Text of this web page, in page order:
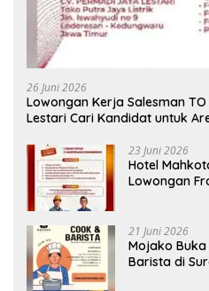
26 Juni 2026
Lowongan Kerja Salesman
Lestari Cari Kandidat untuk
23 Juni 2026
Hotel
Lowongan
21 Juni 2026
Mojako
Barista di